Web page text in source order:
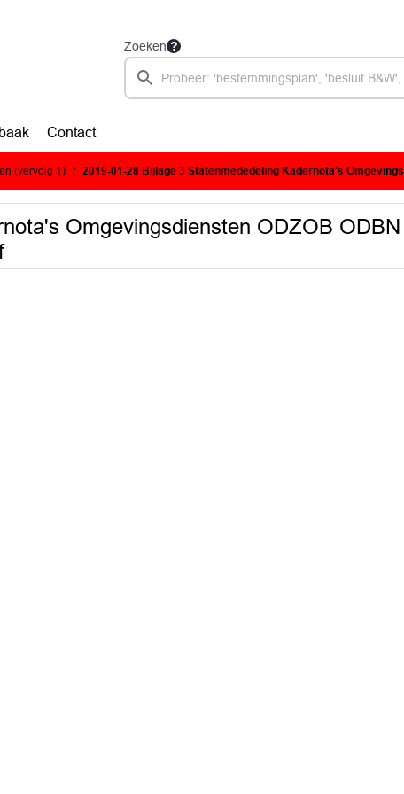
Zoeken
Contact
(vervolg 1) 2019-01-28 Bijlage 3 Statenmededeling Kadernota's Omgevingsdiensten ODZOB ODBN en OMWB 2021 - Kadernota 2021 OMWB.pdf
Omgevingsdiensten ODZOB ODBN